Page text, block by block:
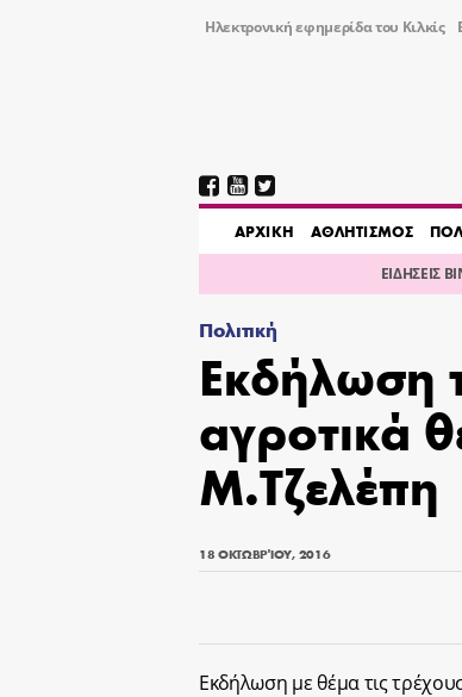
Ηλεκτρονική εφημερίδα του Κιλκίς
AΡΧΙΚΗ ΑΘΛΗΤΙΣΜΟΣ
ΕΙΔΗΣΕΙΣ
Πολιτική
Εκδήλωση
αγροτικά
Μ.Τζελέπη
18 ΟΚΤΩΒΡΊΟΥ, 2016
Εκδήλωση με θέμα τις